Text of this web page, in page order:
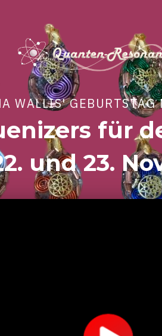
WALLIS'
für
und 23.